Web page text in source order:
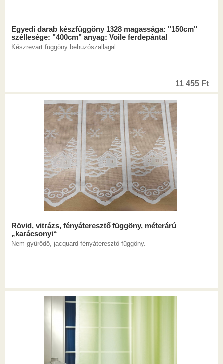
Egyedi darab készfüggöny 1328 magassága: "150cm"
széllesége: "400cm" anyag: Voile ferdepántal
Készrevart függöny behuzószallagal
11 455 Ft
Rövid, vitrázs, fényáteresztő függöny, méterárú
„karácsonyi“
Nem gyűrődő, jacquard fényáteresztő függöny.